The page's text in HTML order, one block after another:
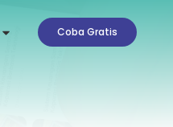
Coba Gratis